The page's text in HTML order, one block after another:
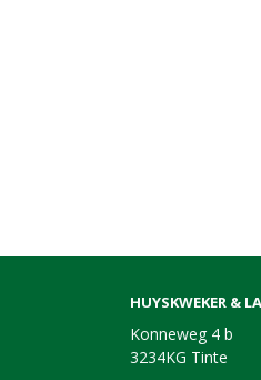
HUYSKWEKER &
Konneweg 4 b
3234KG Tinte